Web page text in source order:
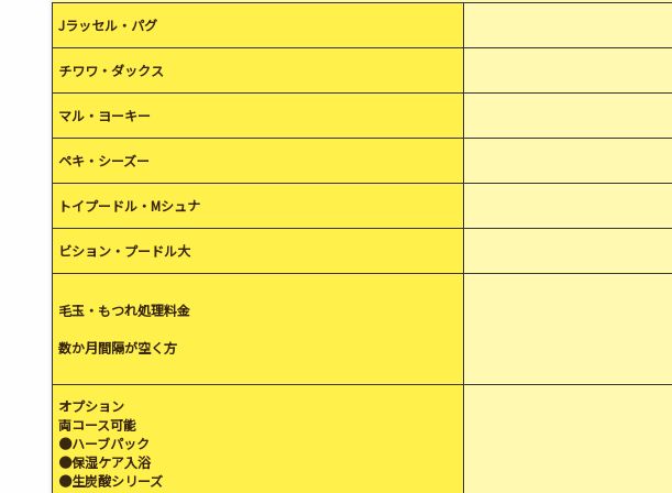
Jラッセル・パグ
チワワ・ダックス
マル・ヨーキー
ペキ・シーズー
トイプードル・Mシュナ
ビション・プードル大
毛玉・もつれ処理料金
数か月間隔が空く方
オプション
両コース可能
●ハーブパック
●保湿ケア入浴
●生炭酸シリーズ